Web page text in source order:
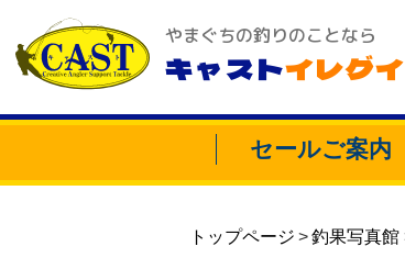
やまぐちの釣りのことなら
キャストイレグイ
セールご案内
トップページ 釣果写真館